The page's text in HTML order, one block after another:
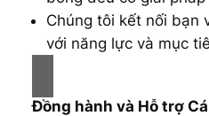
Chúng tôi kết nối bạn
với năng lực và mục
Đồng hành và Hỗ trợ